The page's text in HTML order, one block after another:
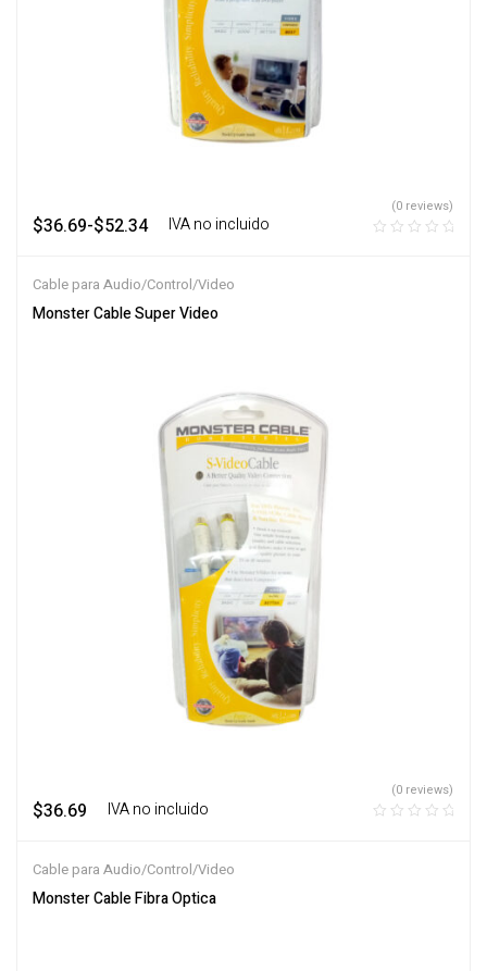
$36.69-$52.34 ‎ ‎ ‎ IVA no incluido
(0 reviews)
Cable para Audio/Control/Video
Monster Cable Super Video
$36.69 ‎ ‎ ‎ IVA no incluido
(0 reviews)
Cable para Audio/Control/Video
Monster Cable Fibra Optica